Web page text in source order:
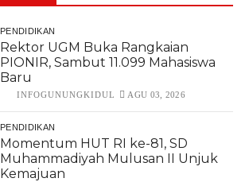
PENDIDIKAN
Rektor UGM Buka Rangkaian
PIONIR, Sambut 11.099 Mahasiswa
Baru
INFOGUNUNGKIDUL AGU 03, 2026
PENDIDIKAN
Momentum HUT RI ke-81, SD
Muhammadiyah Mulusan II Unjuk
Kemajuan